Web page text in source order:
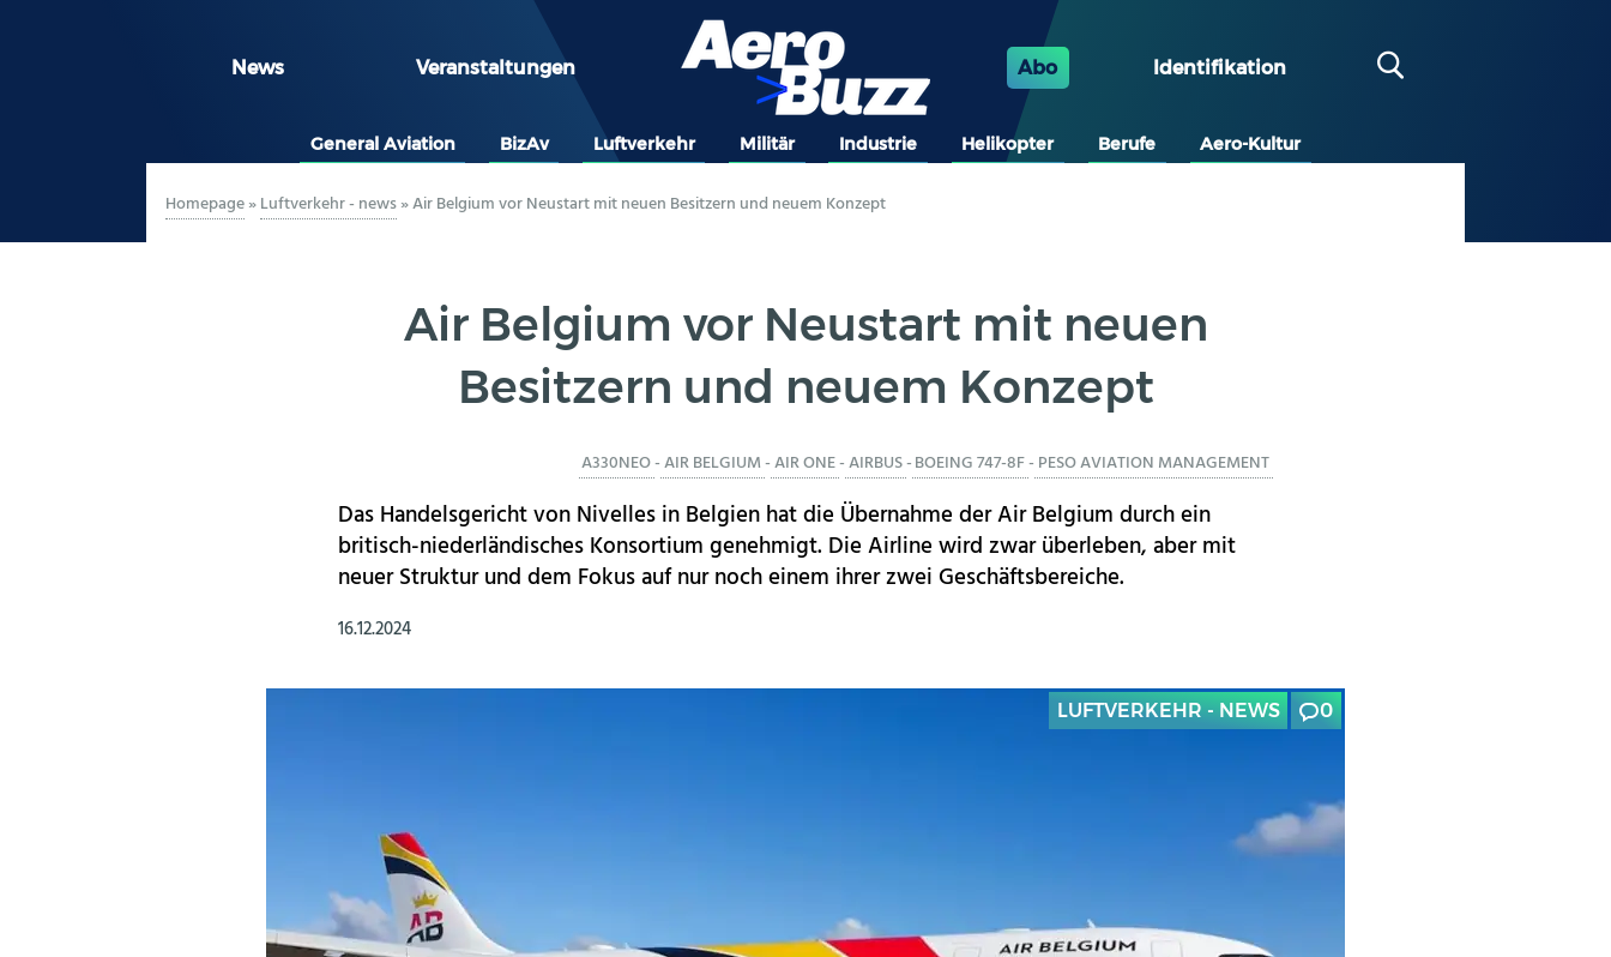
News Veranstaltungen Abo Identifikation
General Aviation BizAv Luftverkehr Militär Industrie Helikopter Berufe Aero-Kultur
Homepage»Luftverkehr - news»Air Belgium vor Neustart mit neuen Besitzern und neuem Konzept
Air Belgium vor Neustart mit neuen
Besitzern und neuem Konzept
A330NEO-AIR BELGIUM-AIR ONE-AIRBUS-BOEING 747-8F- PESO AVIATION MANAGEMENT
Das Handelsgericht von Nivelles in Belgien hat die Übernahme der Air Belgium durch ein
britisch-niederländisches Konsortium genehmigt. Die Airline wird zwar überleben, aber mit
neuer Struktur und dem Fokus auf nur noch einem ihrer zwei Geschäftsbereiche.
16.12.2024
LUFTVERKEHR - NEWS 0